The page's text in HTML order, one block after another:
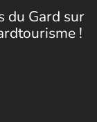
du Gard sur
!